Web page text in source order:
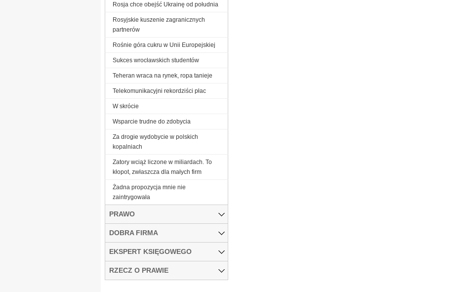
Rosja chce obejść Ukrainę od południa
Rosyjskie kuszenie zagranicznych
partnerów
Rośnie góra cukru w Unii Europejskiej
Sukces wrocławskich studentów
Teheran wraca na rynek, ropa tanieje
Telekomunikacyjni rekordziści płac
W skrócie
Wsparcie trudne do zdobycia
Za drogie wydobycie w polskich
kopalniach
Zatory wciąż liczone w miliardach. To
kłopot, zwłaszcza dla małych firm
Żadna propozycja mnie nie
zaintrygowała
PRAWO
DOBRA FIRMA
EKSPERT KSIĘGOWEGO
RZECZ O PRAWIE